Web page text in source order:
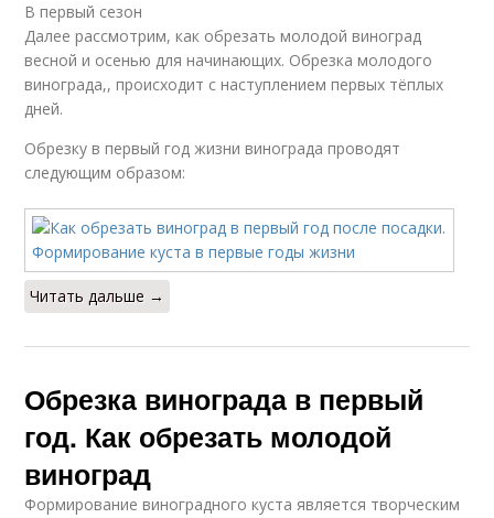
В первый сезон
Далее рассмотрим, как обрезать молодой виноград
весной и осенью для начинающих. Обрезка молодого
винограда,, происходит с наступлением первых тёплых
дней.
Обрезку в первый год жизни винограда проводят
следующим образом:
Читать дальше →
Обрезка винограда в первый
год. Как обрезать молодой
виноград
Формирование виноградного куста является творческим